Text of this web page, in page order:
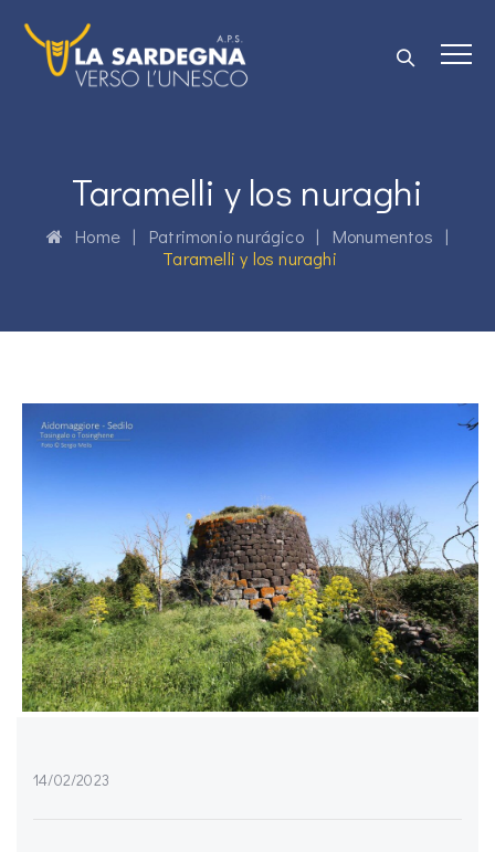
Taramelli y los nuraghi
Home| Patrimonio nurágico| Monumentos |
Taramelli y los nuraghi
14/02/2023